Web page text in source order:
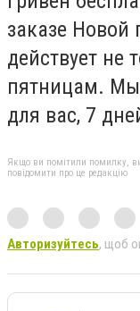
заказе Новой
действует не
пятницам.
для вас, 7
Якщо ви помітили помилку,
повідомити про це редакцію
Авторизуйтесь, щоб